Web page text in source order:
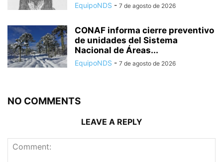
EquipoNDS - 7 de agosto de 2026
CONAF informa cierre preventivo
de unidades del Sistema
Nacional de Áreas...
EquipoNDS - 7 de agosto de 2026
NO COMMENTS
LEAVE A REPLY